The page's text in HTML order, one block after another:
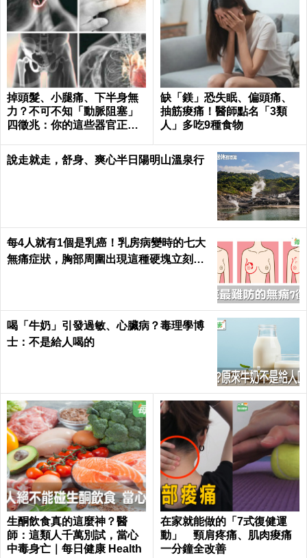
掉頭髮、小腿痛、下半身無
力？不可不知「動脈阻塞」
四徵兆：你的這些器官正在
缺「鎂」恐失眠、偏頭痛、
抽筋痠痛！醫師點名「3類
人」多吃9種食物
說走就走，舒身、爽心半日陽明山溫泉行
每4人就有1個是乳癌！乳房病變時的七大
無痛症狀，胸部周圍出現這種硬塊立刻就
喝「牛奶」引發過敏、心臟病？毒理學博
士：不是給人喝的
生酮飲食真的這麼神？醫
師：這類人千萬別試，當心
中毒身亡｜每日健康 Health
在家就能做的「7式復健運
動」 頸肩疼痛、肌肉痠痛
一分鐘全改善